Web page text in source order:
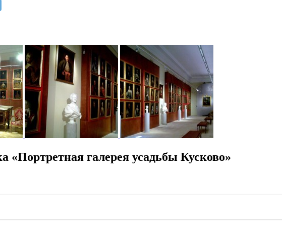
галерея усадьбы Кусково»